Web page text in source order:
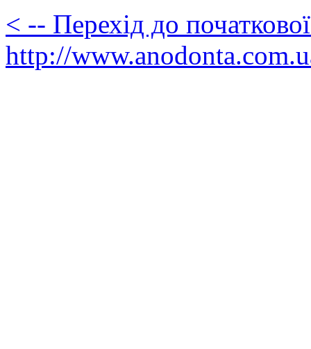
< -- Перехід до
http://